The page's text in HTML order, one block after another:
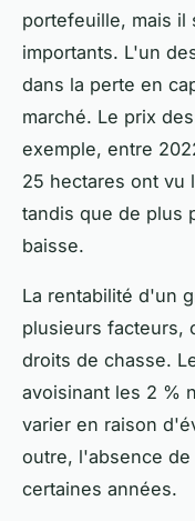
portefeuille, mais il
importants. L'un
dans la perte en
marché. Le prix
exemple, entre
25 hectares ont vu
tandis que de plus
baisse.
La rentabilité d'un
plusieurs facteurs,
droits de chasse.
avoisinant les 2 %
varier en raison
outre, l'absence
certaines années.